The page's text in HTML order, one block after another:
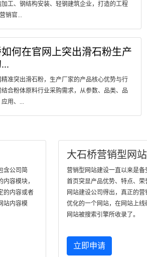
工、钢结构安装、轻钢建筑企业，打造的工程
销官...
何在官网上突出滑石粉生产
准突出滑石粉，生产厂家的产品核心优势与行
合粉体原料行业采购需求，从参数、品类、品
用、...
含公司简
容模块，
的内容或者
站内容模
大石桥营销型网
营销型网站建设一直以来是备
首页突显产品优势、特点、
网站建设公司得出，真正的
优化的一个网站，在网站上
网站被搜索引擎所收录了。
立即申请